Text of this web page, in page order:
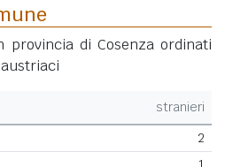
provincia di Cosenza ordinati
stranieri
2